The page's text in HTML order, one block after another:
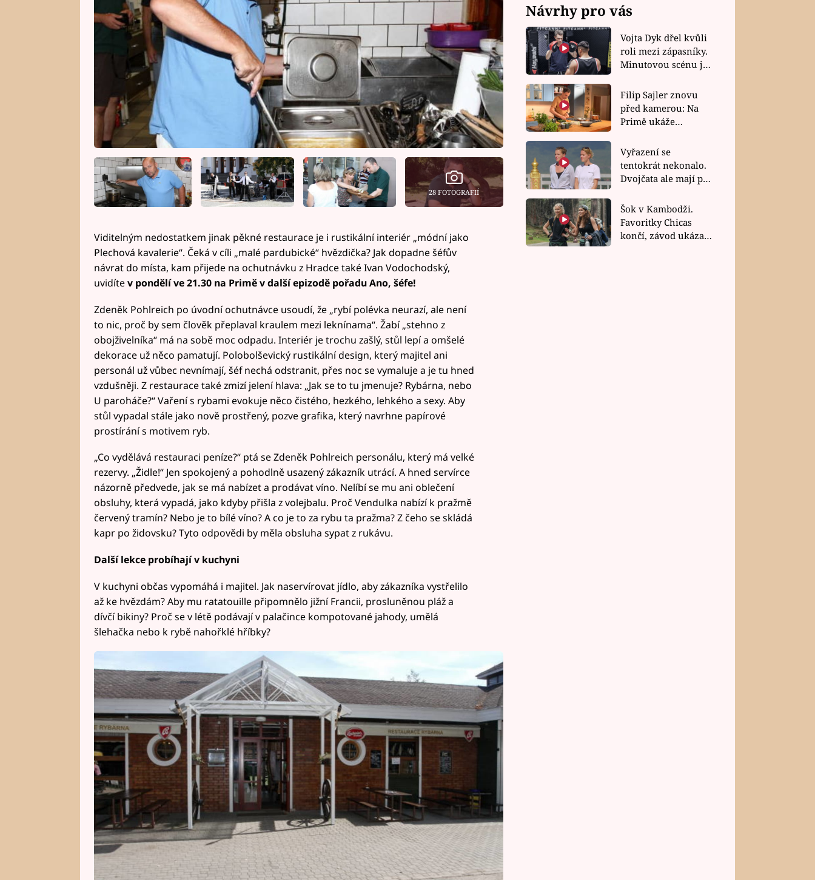
28 FOTOGRAFIÍ
Viditelným nedostatkem jinak pěkné restaurace je i rustikální interiér „módní jako
Plechová kavalerie“. Čeká v cíli „malé pardubické“ hvězdička? Jak dopadne šéfův
návrat do místa, kam přijede na ochutnávku z Hradce také Ivan Vodochodský,
uvidítev pondělí ve 21.30 na Primě v další epizodě pořadu Ano, šéfe!
Zdeněk Pohlreich po úvodní ochutnávce usoudí, že „rybí polévka neurazí, ale není
to nic, proč by sem člověk přeplaval kraulem mezi leknínama“. Žabí „stehno z
obojživelníka“ má na sobě moc odpadu. Interiér je trochu zašlý, stůl lepí a omšelé
dekorace už něco pamatují. Polobolševický rustikální design, který majitel ani
personál už vůbec nevnímají, šéf nechá odstranit, přes noc se vymaluje a je tu hned
vzdušněji. Z restaurace také zmizí jelení hlava: „Jak se to tu jmenuje? Rybárna, nebo
U paroháče?“ Vaření s rybami evokuje něco čistého, hezkého, lehkého a sexy. Aby
stůl vypadal stále jako nově prostřený, pozve grafika, který navrhne papírové
prostírání s motivem ryb.
„Co vydělává restauraci peníze?“ ptá se Zdeněk Pohlreich personálu, který má velké
rezervy. „Židle!“ Jen spokojený a pohodlně usazený zákazník utrácí. A hned servírce
názorně předvede, jak se má nabízet a prodávat víno. Nelíbí se mu ani oblečení
obsluhy, která vypadá, jako kdyby přišla z volejbalu. Proč Vendulka nabízí k pražmě
červený tramín? Nebo je to bílé víno? A co je to za rybu ta pražma? Z čeho se skládá
kapr po židovsku? Tyto odpovědi by měla obsluha sypat z rukávu.
Další lekce probíhají v kuchyni
V kuchyni občas vypomáhá i majitel. Jak naservírovat jídlo, aby zákazníka vystřelilo
až ke hvězdám? Aby mu ratatouille připomnělo jižní Francii, prosluněnou pláž a
dívčí bikiny? Proč se v létě podávají v palačince kompotované jahody, umělá
šlehačka nebo k rybě nahořklé hříbky?
Návrhy pro vás
Vojta Dyk dřel kvůli
roli mezi zápasníky.
Minutovou scénu jel
Filip Sajler znovu
před kamerou: Na
Primě ukáže
rychlé recepty
Vyřazení se
tentokrát nekonalo.
Dvojčata ale mají po
závodu nůž na krku
Šok v Kambodži.
Favoritky Chicas
končí, závod ukázal